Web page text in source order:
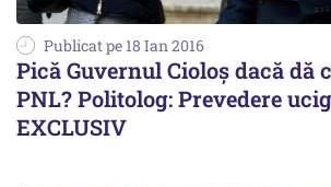
Publicat pe 18 Ian 2016
Pică Guvernul Cioloș dacă dă
PNL? Politolog: Prevedere
EXCLUSIV